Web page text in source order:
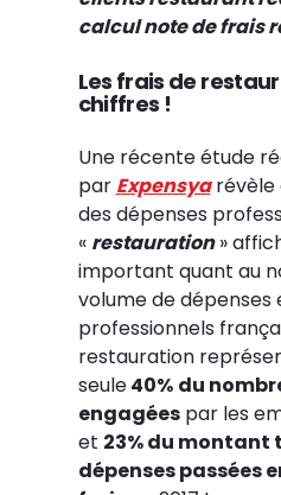
calcul note de frais
Les frais de
chiffres !
Une récente étude
par Expensyarévèle
des dépenses
« restauration »
important quant au
volume de dépenses
professionnels
restauration
seule40% du
engagéespar les
et 23% du montant
dépenses passées